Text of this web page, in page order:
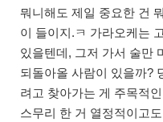
뭐니해도 제일 중요한 건
이 들이지.ㅋ 가라오케는
있을텐데, 그저 가서 술만
되돌아올 사람이 있을까?
려고 찾아가는 게 주목적
스무리 한 거 열정적이고